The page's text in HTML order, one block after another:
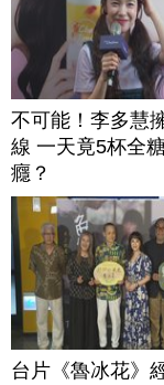
不可能！李多慧
線 一天竟5杯全
癮？
台片《魯冰花》